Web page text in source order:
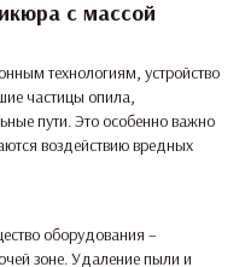
с массой
технологиям, устройство
частицы опила,
пути. Это особенно важно
воздействию вредных
оборудования –
зоне. Удаление пыли и